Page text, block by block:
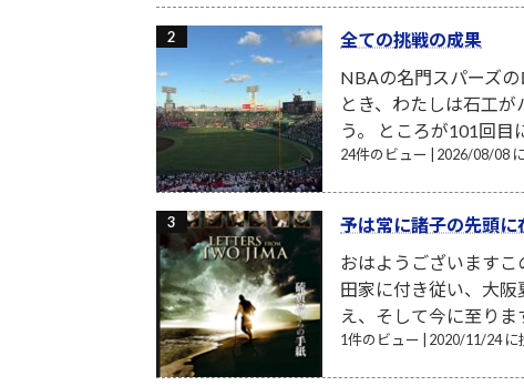
全ての挑戦の成果
NBAの名門スパーズ
とき、わたしは石工
う。 ところが101回目
24件のビュー 2026/08/08
予は常に諸子の先頭に
おはようございます
田家に付き従い、大
え、そして今に至り
1件のビュー 2020/11/24 に